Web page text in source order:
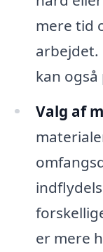
mere tid
kan
Valg af
er mere